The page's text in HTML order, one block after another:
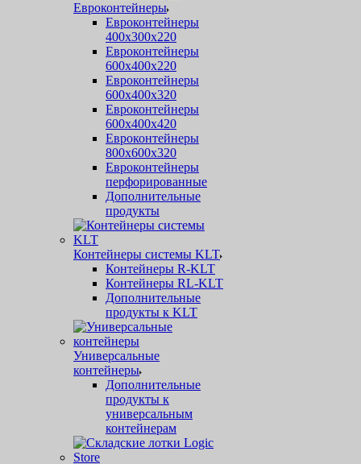
Евроконтейнеры
Евроконтейнеры
400х300х220
Евроконтейнеры
600х400х220
Евроконтейнеры
600х400х320
Евроконтейнеры
600х400х420
Евроконтейнеры
800х600х320
Евроконтейнеры
перфорированные
Дополнительные
продукты
Контейнеры системы KLT
Контейнеры R-KLT
Контейнеры RL-KLT
Дополнительные
продукты к KLT
Универсальные
контейнеры
Дополнительные
продукты к
универсальным
контейнерам